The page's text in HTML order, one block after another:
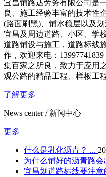
宜昌铺路达劳务有限公司是
良、施工经验丰富的技术性
(路面刷黑)、铺水稳层以及
宜昌及周边道路、小区、学
道路铺设与施工，道路标线
作，欢迎来电：
集百家之所良，致力于应用
观公路的精品工程、样板工
了解更多
News center / 新闻中心
更多
什么是乳化沥青？ ...
为什么铺好的沥青路会
宜昌划道路标线要注意